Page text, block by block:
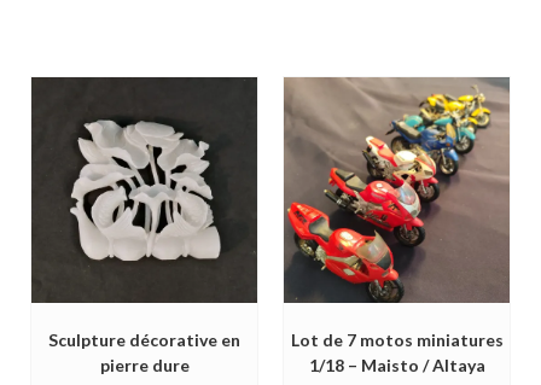
Sculpture décorative en
pierre dure
Lot de 7 motos miniatures
1/18 – Maisto / Altaya